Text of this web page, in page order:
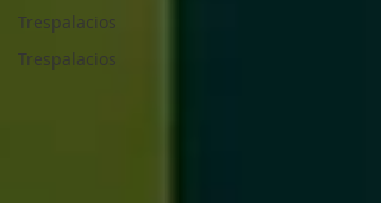
Trespalacios
Trespalacios